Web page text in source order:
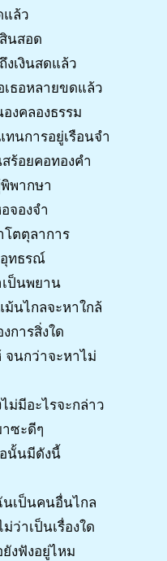
แล้ว
นสอด
งเงินสดแล้ว
เธอหลายขดแล้ว
งคลองธรรม
ทนการอยู่เรือนจำ
ร้อยคอทองคำ
พากษา
จองจำ
ตตุลาการ
ทธรณ์
ป็นพยาน
ม้นไกลจะหาใกล้
การสิ่งใด
จนกว่าจะหาไม่
ม่มีอะไรจะกล่าว
ซะดีๆ
นั้นมีดังนี้
นเป็นคนอื่นไกล
ว่าเป็นเรื่องใด
งฟังอยู่ไหม